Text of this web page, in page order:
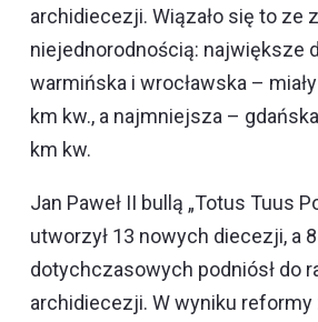
archidiecezji. Wiązało się to ze
niejednorodnością: największe
warmińska i wrocławska –
km kw., a najmniejsza –
km kw.
Jan Paweł II bullą „Totus Tuus
utworzył 13 nowych diecezji, a
dotychczasowych podniósł do
archidiecezji. W wyniku reformy